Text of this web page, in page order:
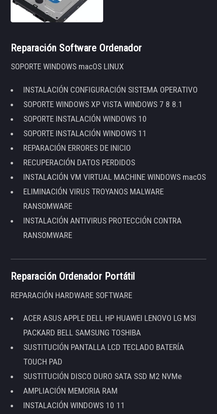
Reparación Software Ordenador
SOPORTE WINDOWS macOS LINUX
INSTALACIÓN CONFIGURACIÓN SISTEMA OPERATIVO
SOPORTE WINDOWS XP VISTA WINDOWS 7 8 8.1
SOPORTE INSTALACIÓN WINDOWS 10
SOPORTE INSTALACIÓN WINDOWS 11
REPARACIÓN ERRORES DE INICIO
RECUPERACIÓN DATOS PERDIDOS
INSTALACIÓN VM VIRTUAL MACHINE WINDOWS macOS
ELIMINACIÓN VIRUS TROYANOS MALWARE
RANSOMWARE
INSTALACIÓN ANTIVIRUS PROTECCIÓN CONTRA
RANSOMWARE
Reparación Ordenador Portátil
REPARACIÓN HARDWARE SOFTWARE
ACER ASUS APPLE DELL HP HUAWEI LENOVO LG MSI
PACKARD BELL SAMSUNG TOSHIBA
SUSTITUCIÓN PANTALLA LCD TECLADO BATERÍA
TOUCH PAD
SUSTITUCIÓN DISCO DURO SATA SSD M2 NVMe
AMPLIACIÓN MEMORIA RAM
INSTALACIÓN WINDOWS 10 11